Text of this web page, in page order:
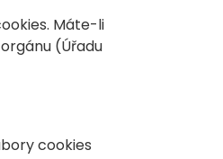
Máte-li
(Úřadu
cookies